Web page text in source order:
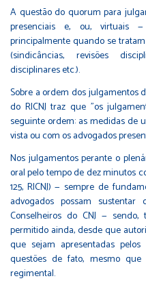
A questão do quorum para
presenciais e, ou, virtuais
principalmente quando se
(sindicâncias, revisões
disciplinares etc.).
Sobre a ordem dos julgamentos
do RICNJ traz que "os
seguinte ordem: as medidas de
vista ou com os advogados
Nos julgamentos perante o
oral pelo tempo de dez minutos
125, RICNJ) — sempre de
advogados possam
Conselheiros do CNJ —
permitido ainda, desde que
que sejam apresentadas
questões de fato, mesmo
regimental.